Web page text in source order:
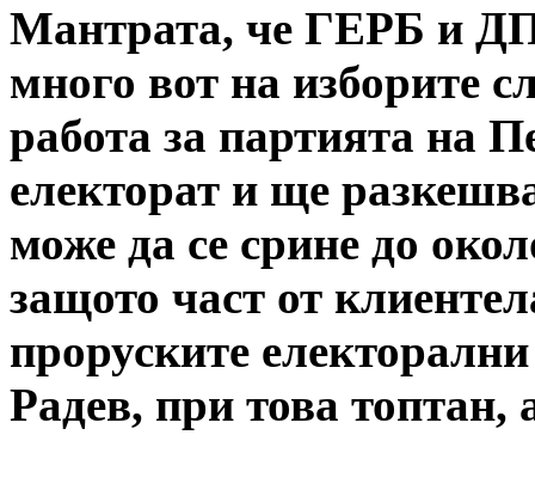
Мантрата, че ГЕРБ и
много вот на изборите
работа за партията на
електорат и ще
може да се срине до
защото част от
проруските
Радев, при това топтан,